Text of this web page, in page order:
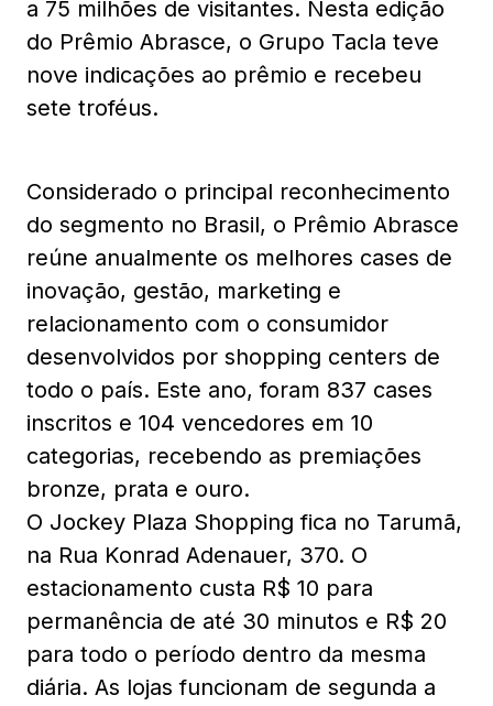
a 75 milhões de visitantes. Nesta edição
do Prêmio Abrasce, o Grupo Tacla teve
nove indicações ao prêmio e recebeu
sete troféus.
Considerado o principal reconhecimento
do segmento no Brasil, o Prêmio Abrasce
reúne anualmente os melhores cases de
inovação, gestão, marketing e
relacionamento com o consumidor
desenvolvidos por shopping centers de
todo o país. Este ano, foram 837 cases
inscritos e 104 vencedores em 10
categorias, recebendo as premiações
bronze, prata e ouro.
O Jockey Plaza Shopping fica no Tarumã,
na Rua Konrad Adenauer, 370. O
estacionamento custa R$ 10 para
permanência de até 30 minutos e R$ 20
para todo o período dentro da mesma
diária. As lojas funcionam de segunda a